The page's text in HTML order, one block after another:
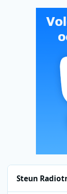
Steun